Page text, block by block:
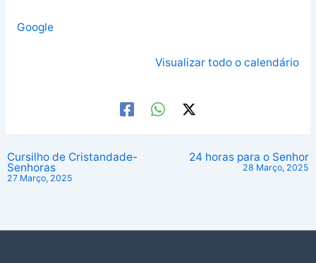
Google
Visualizar todo o calendário
Cursilho de Cristandade-
Senhoras
27 Março, 2025
24 horas para o Senhor
28 Março, 2025